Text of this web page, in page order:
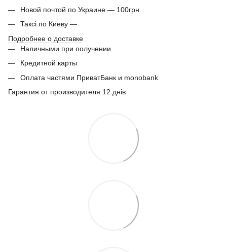
Новой почтой по Украине — 100грн.
Таксі по Киеву —
Подробнее о доставке
Наличными при получении
Кредитной карты
Оплата частями ПриватБанк и monobank
Гарантия от производителя 12 днів